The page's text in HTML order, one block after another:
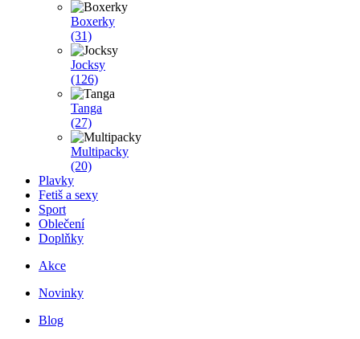
Boxerky
(31)
Jocksy
(126)
Tanga
(27)
Multipacky
(20)
Plavky
Fetiš a sexy
Sport
Oblečení
Doplňky
Akce
Novinky
Blog